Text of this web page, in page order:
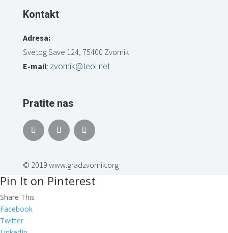
Kontakt
Adresa:
Svetog Save 124, 75400 Zvornik
E-mail: zvornik@teol.net
Pratite nas
© 2019 www.gradzvornik.org
Pin It on Pinterest
Share This
Facebook
Twitter